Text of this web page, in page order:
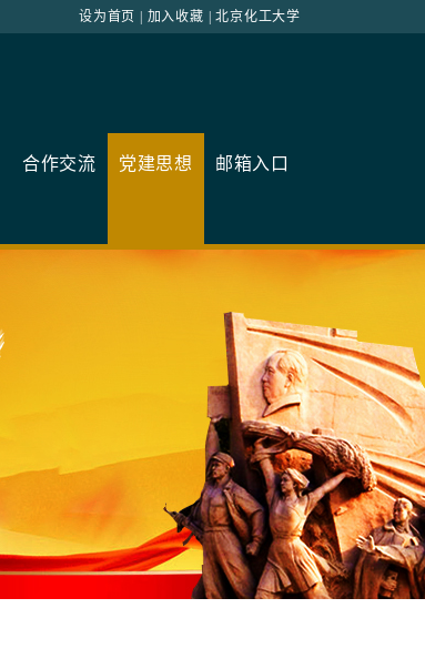
设为首页 加入收藏 |北京化工大学
合作交流 党建思想 邮箱入口